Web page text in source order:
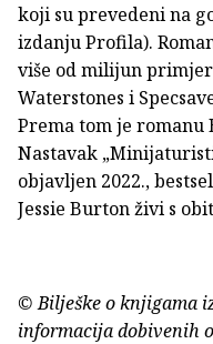
koji su prevedeni na
izdanju Profila).
više od milijun
Waterstones i
Prema tom je romanu
Nastavak
objavljen 2022.,
Jessie Burton živi s
© Bilješke o knjigama
informacija dobivenih